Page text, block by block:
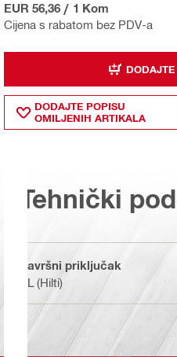
Cijena s rabatom bez PDV-a
EUR 56,36 / 1 Kom
DODAJTE POPISU
OMILJENIH ARTIKALA
Tehnički
Završni priključak
BL (Hilti)